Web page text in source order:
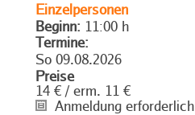
Einzelpersonen
Beginn: 11:00 h
Termine:
So 09.08.2026
Preise
14 € / erm. 11 €
Anmeldung erforderlich